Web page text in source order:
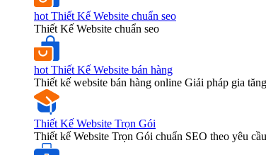
hot Thiết Kế Website chuẩn seo
Thiết Kế Website chuẩn seo
hot Thiết Kế Website bán hàng
Thiết kế website bán hàng online Giải pháp gia
Thiết Kế Website Trọn Gói
Thiết kế Website Trọn Gói chuẩn SEO theo yêu cầu